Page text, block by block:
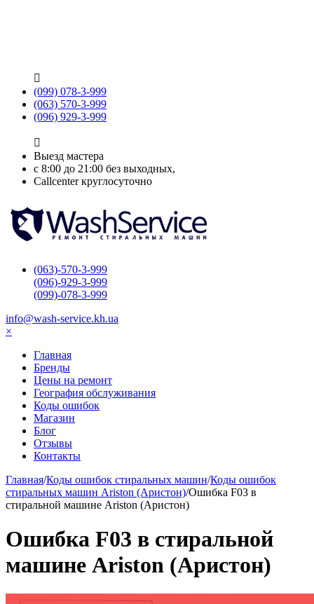

(099) 078-3-999
(063) 570-3-999
(096) 929-3-999

Выезд мастера
с 8:00 до 21:00 без выходных,
Callcenter круглосуточно
(063)-570-3-999
(096)-929-3-999
(099)-078-3-999
info@wash-service.kh.ua
×
Главная
Бренды
Цены на ремонт
География обслуживания
Коды ошибок
Магазин
Блог
Отзывы
Контакты
Главная/Коды ошибок стиральных машин/Коды ошибок
стиральных машин Ariston (Аристон)/Ошибка F03 в
стиральной машине Ariston (Аристон)
Ошибка F03 в стиральной
машине Ariston (Аристон)